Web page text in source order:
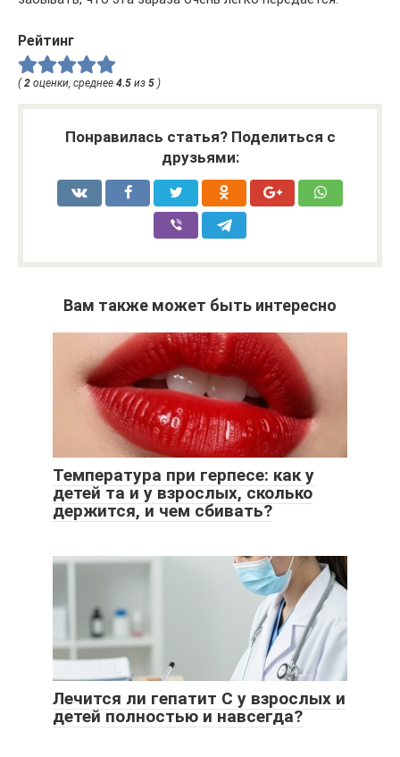
Рейтинг
( 2 оценки, среднее 4.5 из 5 )
Понравилась статья? Поделиться с
друзьями:
Вам также может быть интересно
Температура при герпесе: как у
детей та и у взрослых, сколько
держится, и чем сбивать?
Лечится ли гепатит С у взрослых и
детей полностью и навсегда?